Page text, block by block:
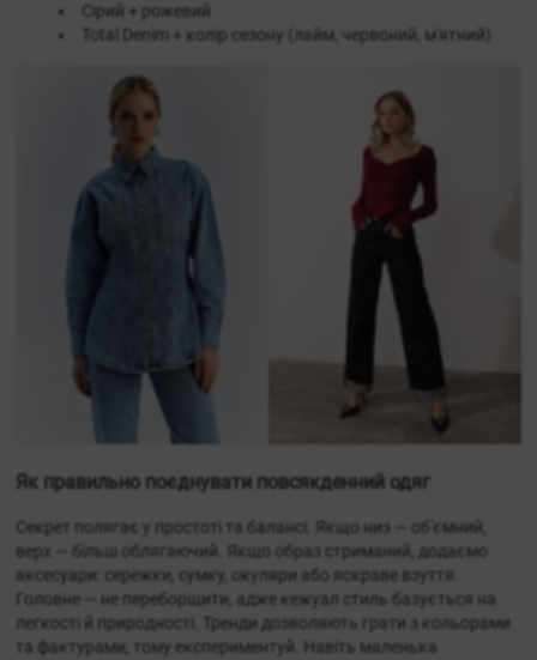
Сірий + рожевий
Total Denim + колір сезону (лайм, червоний, м'ятний)
Як правильно поєднувати повсякденний одяг
Секрет полягає у простоті та балансі. Якщо низ — об'ємний,
верх — більш облягаючий. Якщо образ стриманий, додаємо
аксесуари: сережки, сумку, окуляри або яскраве взуття.
Головне — не переборщити, адже кежуал стиль базується на
легкості й природності. Тренди дозволяють грати з кольорами
та фактурами, тому експериментуй. Навіть маленька